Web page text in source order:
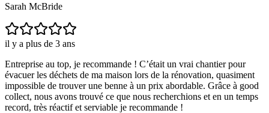
Sarah McBride
il y a plus de 3 ans
Entreprise au top, je recommande ! C’était un vrai chantier pour
évacuer les déchets de ma maison lors de la rénovation, quasiment
impossible de trouver une benne à un prix abordable. Grâce à good
collect, nous avons trouvé ce que nous recherchions et en un temps
record, très réactif et serviable je recommande !